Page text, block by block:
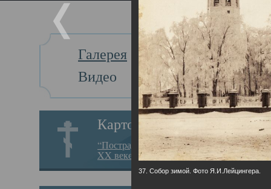
Галерея
Видео
Картотека
“Пострадавшие за веру в
XX веке на Севере”
Главная
37. Собор зимой. Фото Я.И.Лейцингера.